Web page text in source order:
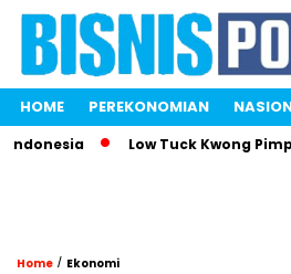
HOME PEREKONOMIAN
Low Tuck Kwong Pimpin
Home / Ekonomi